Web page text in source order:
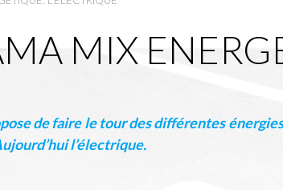
MIX
de faire le tour des différentes
l’électrique.